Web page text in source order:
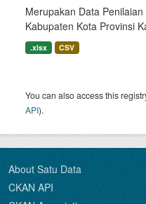
Merupakan Data
Kabupaten Kota Provinsi
.xlsx CSV
You can also access this
API).
About Satu Data
CKAN API